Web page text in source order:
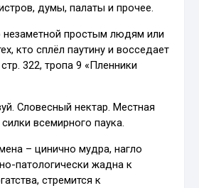
думы, палаты и прочее.
простым людям или
кто сплёл паутину и восседает
322, тропа 9 «Пленники
Словесный нектар. Местная
всемирного паука.
– цинично мудра, нагло
патологически жадна к
стремится к